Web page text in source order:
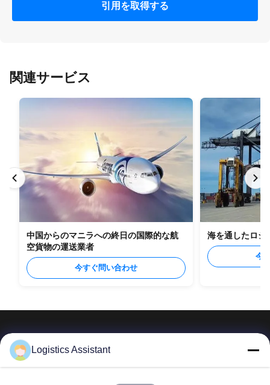
引用を取得する
関連サービス
中国からのマニラへの終日の国際的な航
空貨物の運送業者
今すぐ問い合わせ
海を通したロシ
今
Logistics Assistant